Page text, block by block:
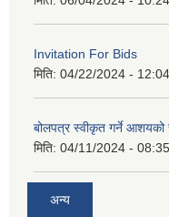
Invitation For Bids
मिति: 04/22/2024 - 12:04
बोलपत्र स्वीकृत गर्ने आशयको
मिति: 04/11/2024 - 08:35
अन्य